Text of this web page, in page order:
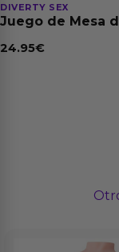
DIVERTY SEX
Juego de Mesa
24.95€